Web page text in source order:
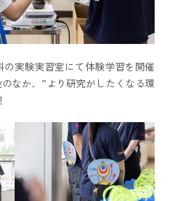
実験実習室にて体験学習を開催
なか、”より研究がしたくなる環